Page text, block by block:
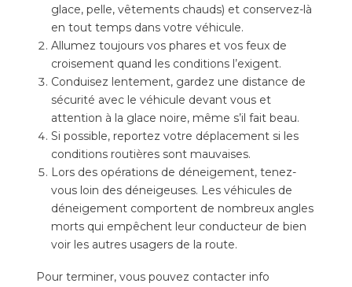
glace, pelle, vêtements chauds) et conservez-là
en tout temps dans votre véhicule.
Allumez toujours vos phares et vos feux de
croisement quand les conditions l’exigent.
Conduisez lentement, gardez une distance de
sécurité avec le véhicule devant vous et
attention à la glace noire, même s’il fait beau.
Si possible, reportez votre déplacement si les
conditions routières sont mauvaises.
Lors des opérations de déneigement, tenez-
vous loin des déneigeuses. Les véhicules de
déneigement comportent de nombreux angles
morts qui empêchent leur conducteur de bien
voir les autres usagers de la route.
Pour terminer, vous pouvez contacter info